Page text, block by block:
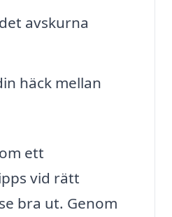
avskurna
häck mellan
ett
vid rätt
bra ut. Genom